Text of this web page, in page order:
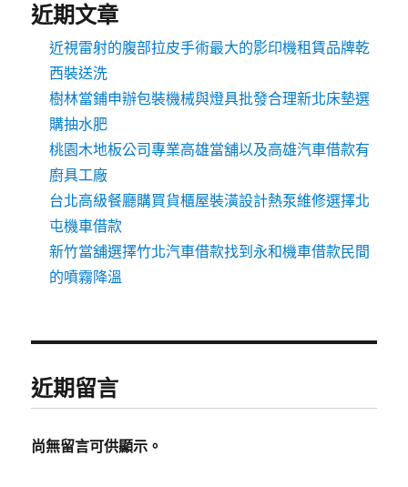
近期文章
近視雷射的腹部拉皮手術最大的影印機租賃品牌乾
西裝送洗
樹林當鋪申辦包裝機械與燈具批發合理新北床墊選
購抽水肥
桃園木地板公司專業高雄當舖以及高雄汽車借款有
廚具工廠
台北高級餐廳購買貨櫃屋裝潢設計熱泵維修選擇北
屯機車借款
新竹當舖選擇竹北汽車借款找到永和機車借款民間
的噴霧降溫
近期留言
尚無留言可供顯示。